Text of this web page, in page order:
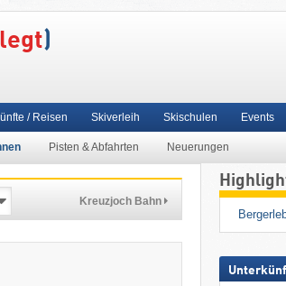
)
Pisten & Abfahrten Neuerungen
/ Reisen Skiverleih Skischulen Events
Kreuzjoch Bahn